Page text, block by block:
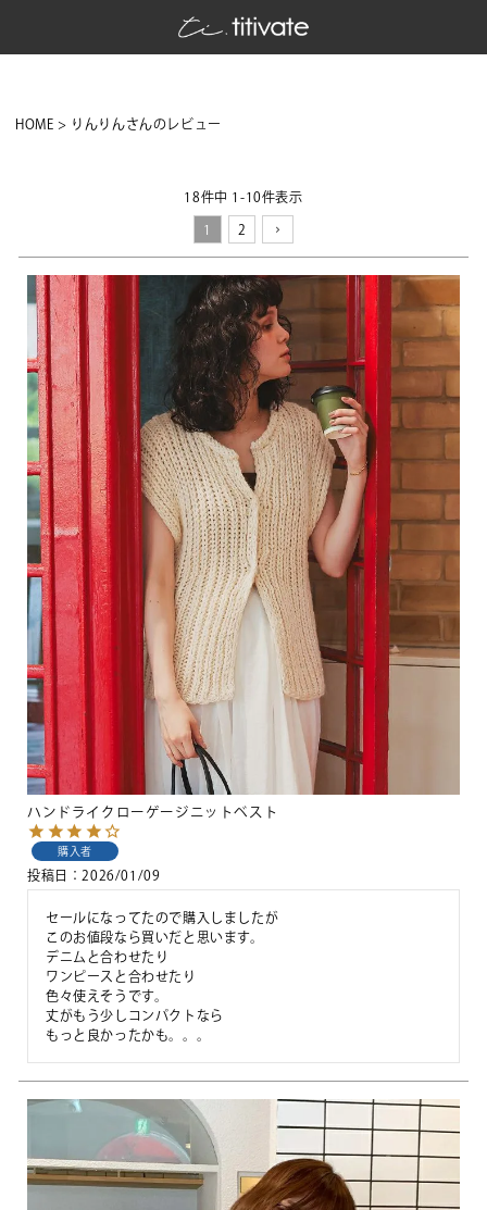
HOME りんりんさんのレビュー
18件中 1 -10件表示
1 2
ハンドライクローゲージニットベスト
購入者
投稿日 2026/01/09
セールになってたので購入しましたが
このお値段なら買いだと思います。
デニムと合わせたり
ワンピースと合わせたり
色々使えそうです。
丈がもう少しコンパクトなら